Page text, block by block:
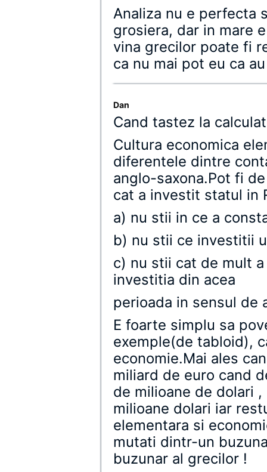
Analiza nu e perfecta
grosiera, dar in mare
vina grecilor poate fi
ca nu mai pot eu ca
Dan
Cand tastez la
Cultura economica
diferentele dintre
anglo-saxona.Pot fi
cat a investit statul in
a) nu stii in ce a
b) nu stii ce investitii
c) nu stii cat de mult
investitia din acea
perioada in sensul de
E foarte simplu sa
exemple(de tabloid),
economie.Mai ales
miliard de euro cand
de milioane de dolari
milioane dolari iar
elementara si
mutati dintr-un
buzunar al grecilor !